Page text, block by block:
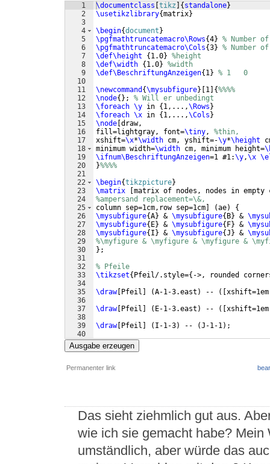
1
2
3
4
5
6
7
8
9
10
11
12
13
14
15
16
17
18
19
20
21
22
23
24
25
26
27
28
29
30
31
32
33
34
35
36
37
38
39
40
41
\documentclass [tikz ] {standalone}
\usetikzlibrary{matrix}
\begin{document}
\pgfmathtruncatemacro\Rows{4} % Number
\pgfmathtruncatemacro\Cols{3} % Number
\def\height
{1.0} %height
\def\width {1.0} %width
\def\BeschriftungAnzeigen{1 } % 1   0
\newcommand {\mysubfigure} [1 ] {%%%%
\node{} ; % Will er unbedingt
\foreach \y in {1,...,\Rows}
\foreach \x in {1,...,\Cols}
\node [draw,
fill=lightgray, font=\tiny , %thin,
xshift=\x*\width cm, yshift=-\y*\height
minimum width=\width cm, minimum height=
\ifnum\BeschriftungAnzeigen=1 #1:\y ,\x
}%%%%
\begin{tikzpicture}
\matrix
[matrix of nodes, nodes in
%ampersand replacement=\&,
column sep=1cm,row sep=1cm] (ae)
{
\mysubfigure{A} & \mysubfigure{B} &
\mysubfigure{E} & \mysubfigure{F} &
\mysubfigure{I} & \mysubfigure{J} &
%\myfigure & \myfigure & \myfigure &
} ;
% Pfeile
\tikzset{Pfeil/.style={ ->, rounded
\draw[Pfeil ] (A-1-3.east ) -- ([xshift=1em
\draw[Pfeil ] ( E-1-3.east ) -- ([xshift=1em
\draw[Pfeil ] ( I-1-3) -- (J-1-1 ) ;
\draw[Pfeil
Ausgabe erzeugen
Permanenter link
Das sieht ziehmlich gut aus.
wie ich sie gemacht habe?
umständlich, aber würde das